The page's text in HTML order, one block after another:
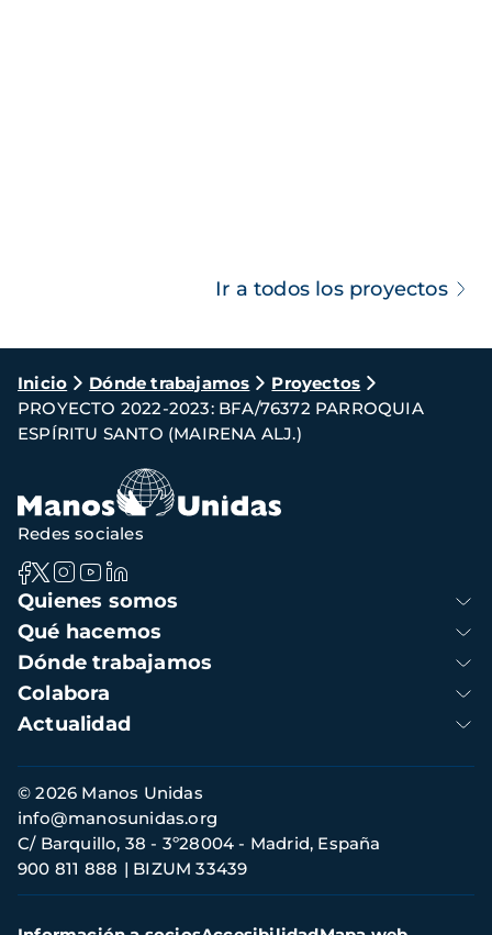
Ir a todos los proyectos
Ruta
de
navegación
Inicio Dónde trabajamos
Proyectos
PROYECTO 2022-2023: BFA/76372 PARROQUIA
ESPÍRITU SANTO (MAIRENA ALJ.)
Navegación
principal
Quienes somos
Qué hacemos
Dónde trabajamos
Colabora
Actualidad
Redes sociales
Información
de
contacto
© 2026 Manos Unidas
C/ Barquillo, 38 - 3º28004 - Madrid, España
900 811 888
BIZUM 33439
info@manosunidas.org